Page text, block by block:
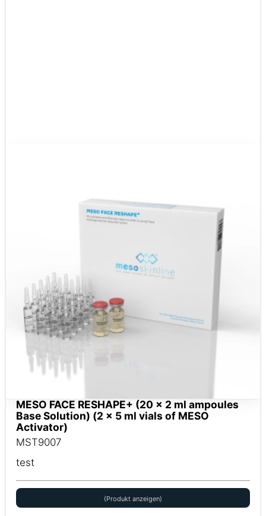
MESO FACE RESHAPE+ (20 x 2 ml ampoules
Base Solution) (2 x 5 ml vials of MESO
Activator)
MST9007
test
(Produkt anzeigen)